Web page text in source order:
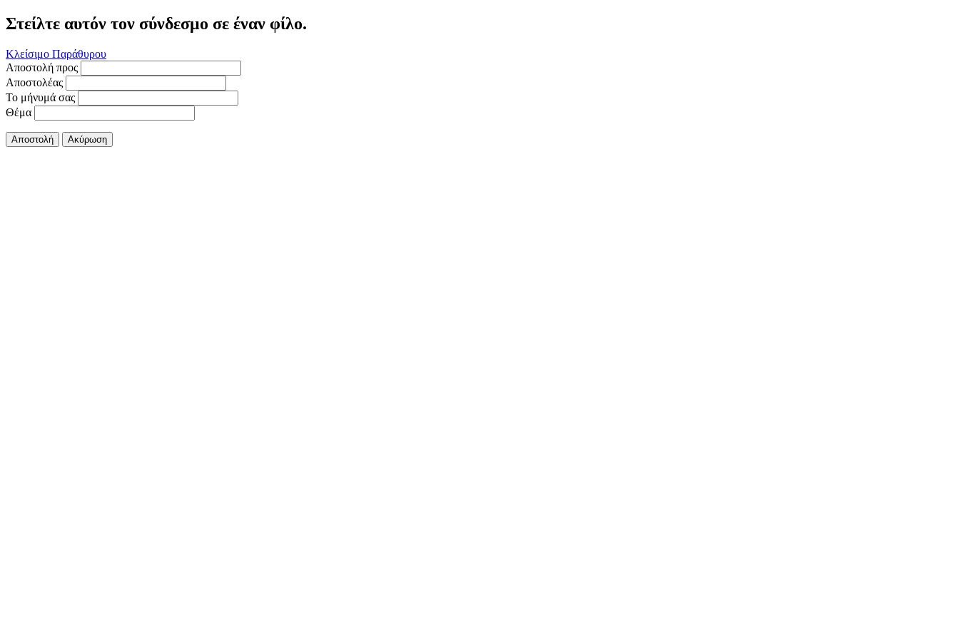
Στείλτε αυτόν τον σύνδεσμο σε έναν φίλο.
Κλείσιμο Παράθυρου
Αποστολή προς
Αποστολέας
Το μήνυμά σας
Θέμα
Αποστολή Ακύρωση